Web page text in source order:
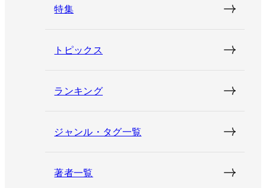
特集
トピックス
ランキング
ジャンル・タグ一覧
著者一覧